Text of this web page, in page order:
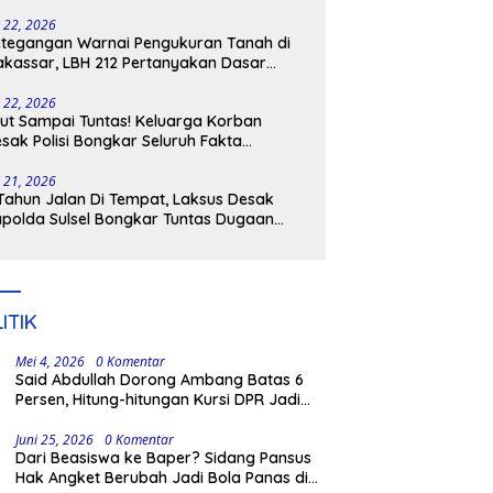
22, 2026
Warnai Pengukuran Tanah di
LBH 212 Pertanyakan Dasar
22, 2026
Sampai Tuntas! Keluarga Korban
Polisi Bongkar Seluruh Fakta
21, 2026
Jalan Di Tempat, Laksus Desak
Sulsel Bongkar Tuntas Dugaan
Mei 4, 2026 0 Komentar
Said Abdullah Dorong Ambang Batas 6
Persen, Hitung-hitungan Kursi DPR Jadi
Juni 25, 2026 0 Komentar
Dari Beasiswa ke Baper? Sidang Pansus
Hak Angket Berubah Jadi Bola Panas di